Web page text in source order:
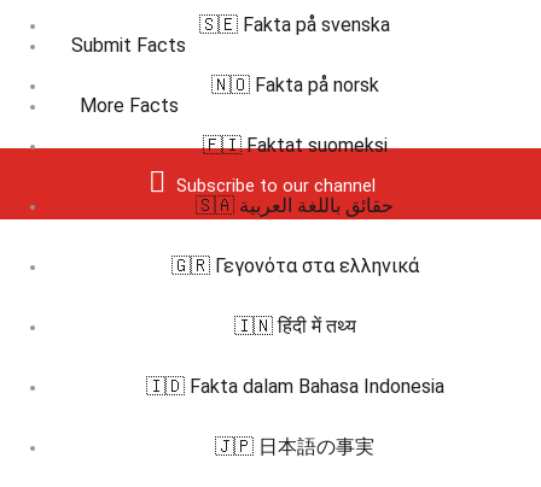
Submit Facts
More Facts
Subscribe to our channel
🇸🇪 Fakta på svenska
🇳🇴 Fakta på norsk
🇫🇮 Faktat suomeksi
🇸🇦 حقائق باللغة العربية
🇬🇷 Γεγονότα στα ελληνικά
🇮🇳 हिंदी में तथ्य
🇮🇩 Fakta dalam Bahasa Indonesia
🇯🇵 日本語の事実